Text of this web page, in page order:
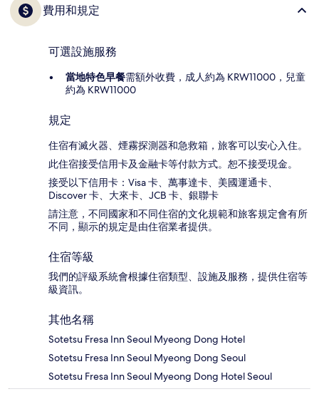
費用和規定
可選設施服務
當地特色早餐需額外收費，成人約為 KRW11000，兒童
約為 KRW11000
規定
住宿有滅火器、煙霧探測器和急救箱，旅客可以安心入住。
此住宿接受信用卡及金融卡等付款方式。恕不接受現金。
接受以下信用卡：Visa 卡、萬事達卡、美國運通卡、
Discover 卡、大來卡、JCB 卡、銀聯卡
請注意，不同國家和不同住宿的文化規範和旅客規定會有所
不同，顯示的規定是由住宿業者提供。
住宿等級
我們的評級系統會根據住宿類型、設施及服務，提供住宿等
級資訊。
其他名稱
Sotetsu Fresa Inn Seoul Myeong Dong Hotel
Sotetsu Fresa Inn Seoul Myeong Dong Seoul
Sotetsu Fresa Inn Seoul Myeong Dong Hotel Seoul